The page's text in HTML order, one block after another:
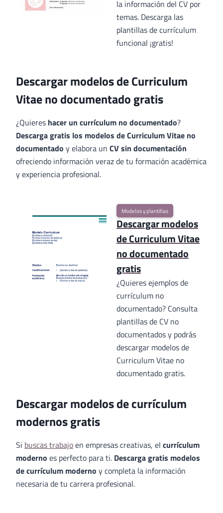
la información del CV por
temas. Descarga las
plantillas de currículum
funcional ¡gratis!
Descargar modelos de Curriculum
Vitae no documentado gratis
¿Quieres hacer un currículum no documentado?
Descarga gratis los modelos de Curriculum Vitae no
documentado y elabora un CV sin documentación
ofreciendo información veraz de tu formación académica
y experiencia profesional.
Modelos y plantillas
Descargar modelos
de Curriculum Vitae
no documentado
gratis
¿Quieres ejemplos de
currículum no
documentado? Consulta
plantillas de CV no
documentados y podrás
descargar modelos de
Curriculum Vitae no
documentado gratis.
Descargar modelos de currículum
modernos gratis
Si buscas trabajoen empresas creativas, el currículum
moderno es perfecto para ti. Descarga gratis modelos
de currículum moderno y completa la información
necesaria de tu carrera profesional.